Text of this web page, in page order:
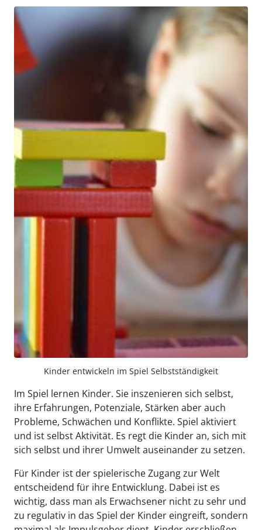
Kinder entwickeln im Spiel Selbstständigkeit
Im Spiel lernen Kinder. Sie inszenieren sich selbst,
ihre Erfahrungen, Potenziale, Stärken aber auch
Probleme, Schwächen und Konflikte. Spiel aktiviert
und ist selbst Aktivität. Es regt die Kinder an, sich mit
sich selbst und ihrer Umwelt auseinander zu setzen.
Für Kinder ist der spielerische Zugang zur Welt
entscheidend für ihre Entwicklung. Dabei ist es
wichtig, dass man als Erwachsener nicht zu sehr und
zu regulativ in das Spiel der Kinder eingreift, sondern